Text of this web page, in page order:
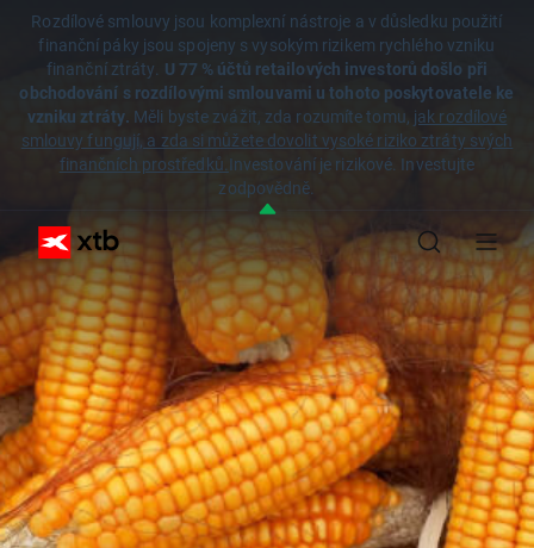
Rozdílové smlouvy jsou komplexní nástroje a v důsledku použití
finanční páky jsou spojeny s vysokým rizikem rychlého vzniku
finanční ztráty. U 77 % účtů retailových investorů došlo při
obchodování s rozdílovými smlouvami u tohoto poskytovatele ke
vzniku ztráty. Měli byste zvážit, zda rozumíte tomu, jak rozdílové
smlouvy fungují, a zda si můžete dovolit vysoké riziko ztráty svých
finančních prostředků.Investování je rizikové. Investujte
zodpovědně.